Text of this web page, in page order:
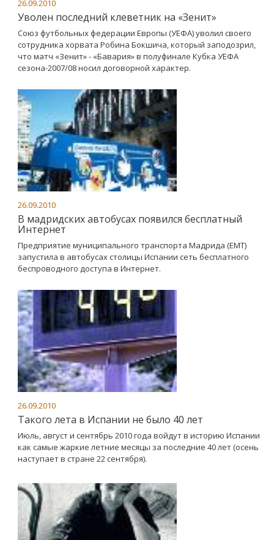
26.09.2010
Уволен последний клеветник на «Зенит»
Союз футбольных федерации Европы (УЕФА) уволил своего
сотрудника хорвата Робина Бокшича, который заподозрил,
что матч «Зенит» - «Бавария» в полуфинале Кубка УЕФА
сезона-2007/08 носил договорной характер.
26.09.2010
В мадридских автобусах появился бесплатный
Интернет
Предприятие муниципального транспорта Мадрида (EMT)
запустила в автобусах столицы Испании сеть бесплатного
беспроводного доступа в Интернет.
26.09.2010
Такого лета в Испании не было 40 лет
Июль, август и сентябрь 2010 года войдут в историю Испании
как самые жаркие летние месяцы за последние 40 лет (осень
наступает в стране 22 сентября).